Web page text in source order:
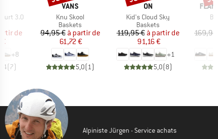
3.0
réduit
de
+8
(7)
MARQUE
VANS
Article
Knu Skool
Product group
Baskets
Prix
94,95 € Prix réduit
à partir de
61,72 €
5,0(1)
MARQUE
ON
Article
Kid's Cloud Sky
Product group
Baskets
Prix
119,95 € Prix réduit
à partir de
91,16 €
+1
5,0(8)
Alpiniste Jürgen - Service achats